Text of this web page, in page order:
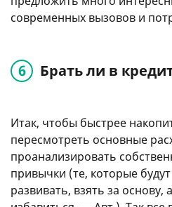
современных вызовов и
Брать ли в
Итак, чтобы быстрее
пересмотреть основные
проанализировать
привычки (те, которые
развивать, взять за